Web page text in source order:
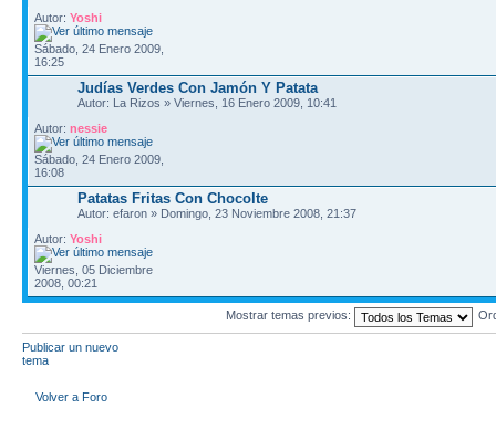
Autor: Yoshi
Sábado, 24 Enero 2009,
16:25
Judías Verdes Con Jamón Y Patata
Autor: La Rizos » Viernes, 16 Enero 2009, 10:41
Autor: nessie
Sábado, 24 Enero 2009,
16:08
Patatas Fritas Con Chocolte
Autor: efaron » Domingo, 23 Noviembre 2008, 21:37
Autor: Yoshi
Viernes, 05 Diciembre
2008, 00:21
Mostrar temas previos:
Publicar un nuevo
tema
Volver a Foro